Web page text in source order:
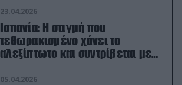
23.04.2026
Ισπανία: Η στιγμή που
τεθωρακισμένο χάνει το
αλεξίπτωτο και συντρίβεται με
ορμή στο έδαφος (βίντεο)
05.04.2026